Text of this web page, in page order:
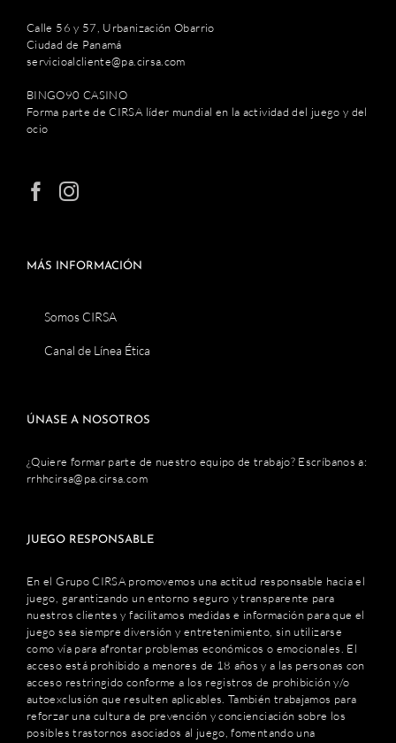
Calle 56 y 57, Urbanización Obarrio
Ciudad de Panamá
servicioalcliente@pa.cirsa.com
BINGO90 CASINO
Forma parte de CIRSA líder mundial en la actividad del juego y del
ocio
MÁS INFORMACIÓN
Somos CIRSA
Canal de Línea Ética
ÚNASE A NOSOTROS
¿Quiere formar parte de nuestro equipo de trabajo? Escríbanos a:
rrhhcirsa@pa.cirsa.com
JUEGO RESPONSABLE
En el Grupo CIRSA promovemos una actitud responsable hacia el
juego, garantizando un entorno seguro y transparente para
nuestros clientes y facilitamos medidas e información para que el
juego sea siempre diversión y entretenimiento, sin utilizarse
como vía para afrontar problemas económicos o emocionales. El
acceso está prohibido a menores de 18 años y a las personas con
acceso restringido conforme a los registros de prohibición y/o
autoexclusión que resulten aplicables. También trabajamos para
reforzar una cultura de prevención y concienciación sobre los
posibles trastornos asociados al juego, fomentando una